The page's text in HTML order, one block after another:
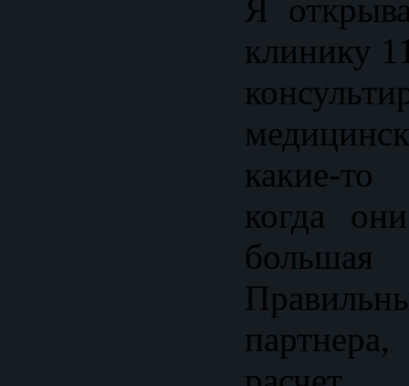
Я
клинику
какие-
когда